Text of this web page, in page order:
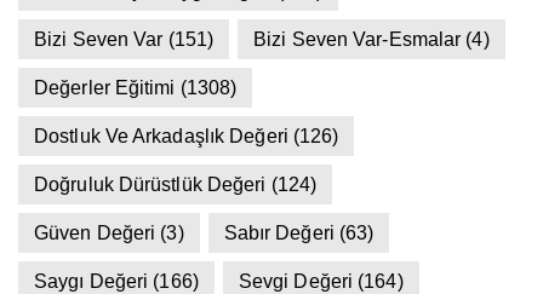
Bizi Seven Var (151) Bizi Seven Var-Esmalar (4)
Değerler Eğitimi (1308)
Dostluk Ve Arkadaşlık Değeri (126)
Doğruluk Dürüstlük Değeri (124)
Güven Değeri (3) Sabır Değeri (63)
Saygı Değeri (166) Sevgi Değeri (164)